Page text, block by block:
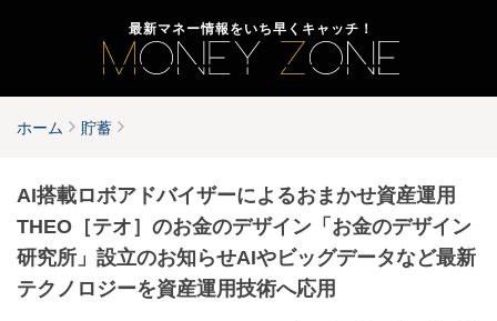
最新マネー情報をいち早くキャッチ！
ホーム 貯蓄
AI搭載ロボアドバイザーによるおまかせ資産運用
THEO［テオ］のお金のデザイン「お金のデザイン
研究所」設立のお知らせAIやビッグデータなど最新
テクノロジーを資産運用技術へ応用